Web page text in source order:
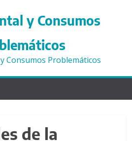
y Consumos
de la